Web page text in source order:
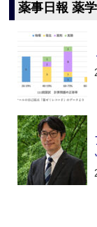
薬事日報 薬